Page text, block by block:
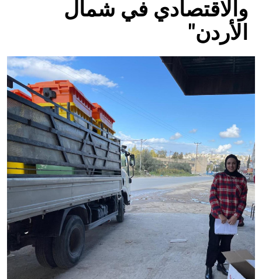
والاقتصادي في شمال
الأردن"